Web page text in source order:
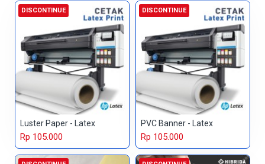
DISCONTINUE
Luster Paper - Latex
Rp 105.000
DISCONTINUE
PVC Banner - Latex
Rp 105.000